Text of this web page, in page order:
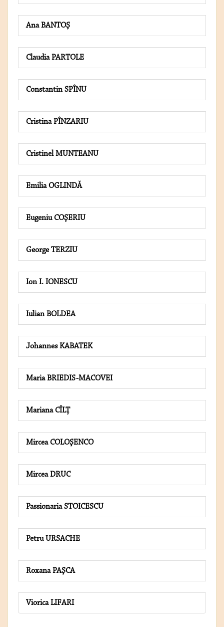
Ana BANTOŞ
Claudia PARTOLE
Constantin SPÎNU
Cristina PÎNZARIU
Cristinel MUNTEANU
Emilia OGLINDĂ
Eugeniu COŞERIU
George TERZIU
Ion I. IONESCU
Iulian BOLDEA
Johannes KABATEK
Maria BRIEDIS-MACOVEI
Mariana CÎLȚ
Mircea COLOŞENCO
Mircea DRUC
Passionaria STOICESCU
Petru URSACHE
Roxana PAŞCA
Viorica LIFARI